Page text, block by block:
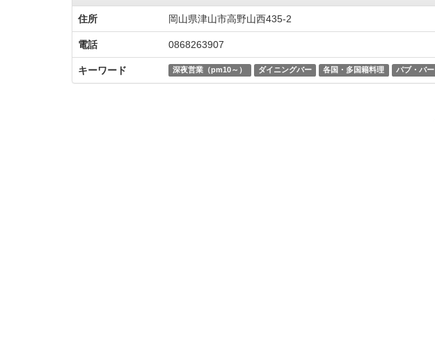
住所 岡山県津山市高野山西435-2
電話 0868263907
キーワード 深夜営業（pm10～） ダイニングバー 各国・多国籍料理 パブ・バー